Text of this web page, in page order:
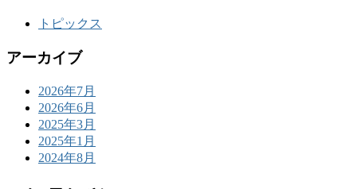
トピックス
アーカイブ
2026年7月
2026年6月
2025年3月
2025年1月
2024年8月